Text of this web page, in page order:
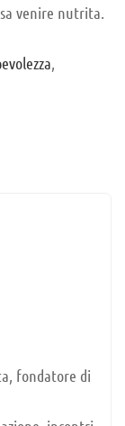
venire nutrita.
,
fondatore di